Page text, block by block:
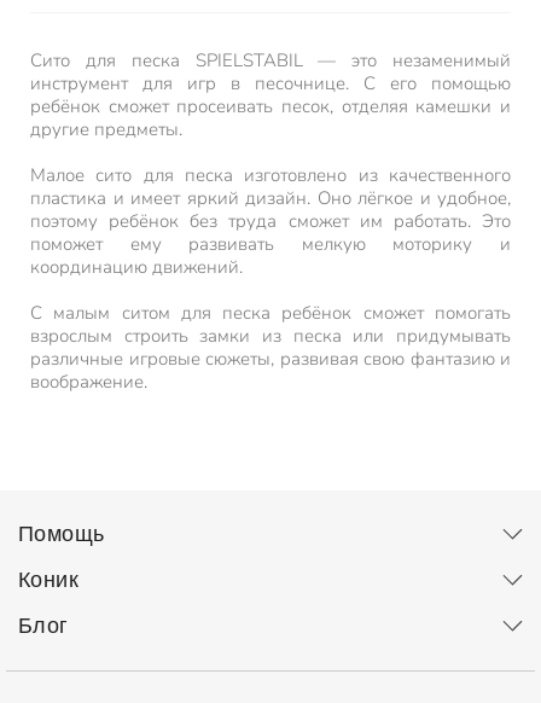
Сито для песка SPIELSTABIL — это незаменимый
инструмент для игр в песочнице. С его помощью
ребёнок сможет просеивать песок, отделяя камешки и
другие предметы.
Малое сито для песка изготовлено из качественного
пластика и имеет яркий дизайн. Оно лёгкое и удобное,
поэтому ребёнок без труда сможет им работать. Это
поможет ему развивать мелкую моторику и
координацию движений.
С малым ситом для песка ребёнок сможет помогать
взрослым строить замки из песка или придумывать
различные игровые сюжеты, развивая свою фантазию и
воображение.
Помощь
Коник
Блог